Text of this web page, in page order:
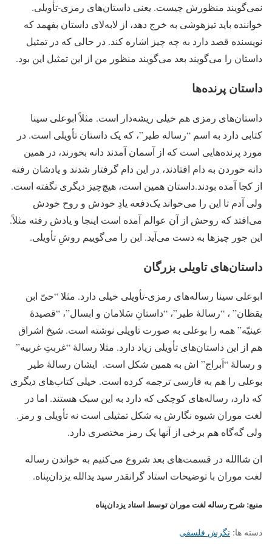
نمی‌گویند منظورش چیست. یعنی داستان‌های رمزی-تأویلی.
خواننده باید تیزهوشی به خرج دهد، از لابه‌لای داستان بفهمد که
نویسنده قصد دارد به چه چیز اشاره کند. در حالی که در تمثیل
داستان را می‌گویند بعد می‌گویند منظور من از این تمثیل این بود.
داستان پرنده‌ها
داستان‌های رمزی هم خیلی ریشه‌دار است. مثلاً ابوعلی سینا
کتابی دارد به اسم “رساله طیر”، که یک داستان تأویلی است. در
مورد پرنده‌هایی است که از آسمان آمدند دانه بخورند، در همین
دانه خوردن به دام افتادند، در این دام گرفتار شدند و یادشان رفته
از کجا آمده بودند.داستان همین است، هیچ‌چیز دیگری نگفته است.
ولی آدم تا این را می‌خواند یک‌دفعه یادِ خودش و روح خودش
می‌افتد که روحش از آن عوالم آمده است اینجا و یادش رفته مثلاً.
این جور چیزها به دست می‌آید. این را می‌گوییم روشِ تأویلی.
داستان‌های تاویلی بزرگان
ابوعلی سینا رساله‌های رمزی-تأویلی خیلی دارد. مثلا “حیّ ابن
یقظان” ، “رسالۀ طیر”، “داستانِ سَلامان و ابسال”، “قصیدۀ
عینیّه” همه را بوعلی به صورت تاویلی نوشته است. شیخ اشراق
هم از این داستان‌های تأویلی زیاد دارد. مثلا رسالۀ “غربتِ غربیه”‌
و رسالۀ “اَبراج” اش به همین شکل است. ایشان رسالۀ طیر
بوعلی را هم به فارسی ترجمه کرده است. خیلی کتاب‌های دیگری
که دارد، رساله‌های کوچکی که دارد به این سبک هستند. اما در
لغت موران شیوه نگارش به شکل تمثیلی است نه تأویلی و رمز.
ولی گه‌گاه هم برخی از آنها یک رمز مختصری دارد.
ان شاالله در قسمت‌های بعد شروع می‌کنیم به خواندن رساله
لغت موران با توضیحات استاد گرانقدر سید یدالله یزدان‌پناه.
منبع: شرح رساله لغت موران توسط استاد یزدان‌پناه
دسته ها: نگرش فلسفی